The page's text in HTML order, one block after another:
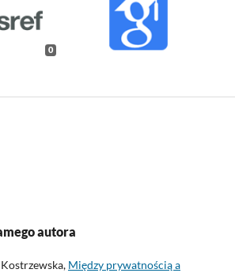
0
autora
Między prywatnością a